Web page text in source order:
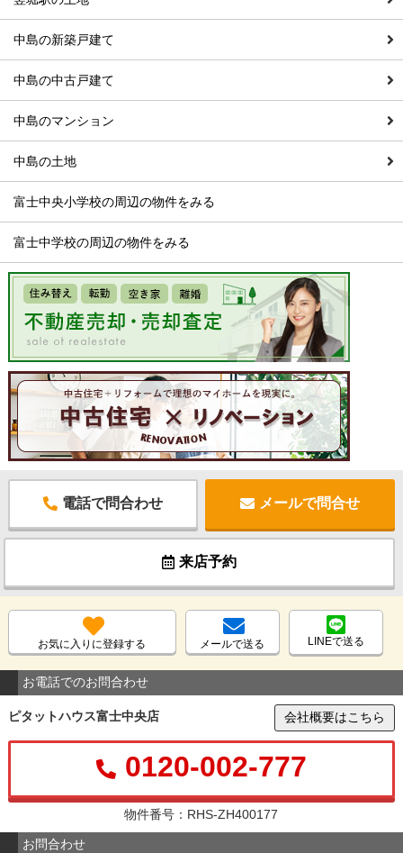
中島の新築戸建て
中島の中古戸建て
中島のマンション
中島の土地
富士中央小学校の周辺の物件をみる
富士中学校の周辺の物件をみる
電話で問合わせ メールで問合せ
来店予約
お気に入りに登録する メールで送る LINEで送る
お電話でのお問合わせ
ピタットハウス富士中央店 会社概要はこちら
0120-002-777
物件番号：RHS-ZH400177
お問合わせ